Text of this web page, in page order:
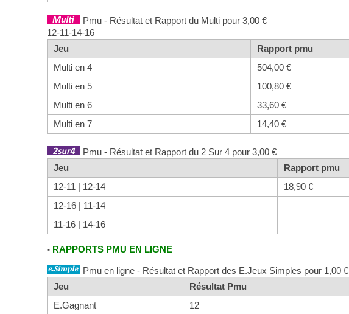
Pmu - Résultat et Rapport du Multi pour 3,00 €
12-11-14-16
Jeu
Rapport pmu
Multi en 4
504,00 €
Multi en 5
100,80 €
Multi en 6
33,60 €
Multi en 7
14,40 €
Pmu - Résultat et Rapport du 2 Sur 4 pour 3,00 €
Jeu
Rapport pmu
12-11 | 12-14
18,90 €
12-16 | 11-14
11-16 | 14-16
- RAPPORTS PMU EN LIGNE
Pmu en ligne - Résultat et Rapport des E.Jeux Simples pour 1,00 €
Jeu
Résultat Pmu
E.Gagnant
12